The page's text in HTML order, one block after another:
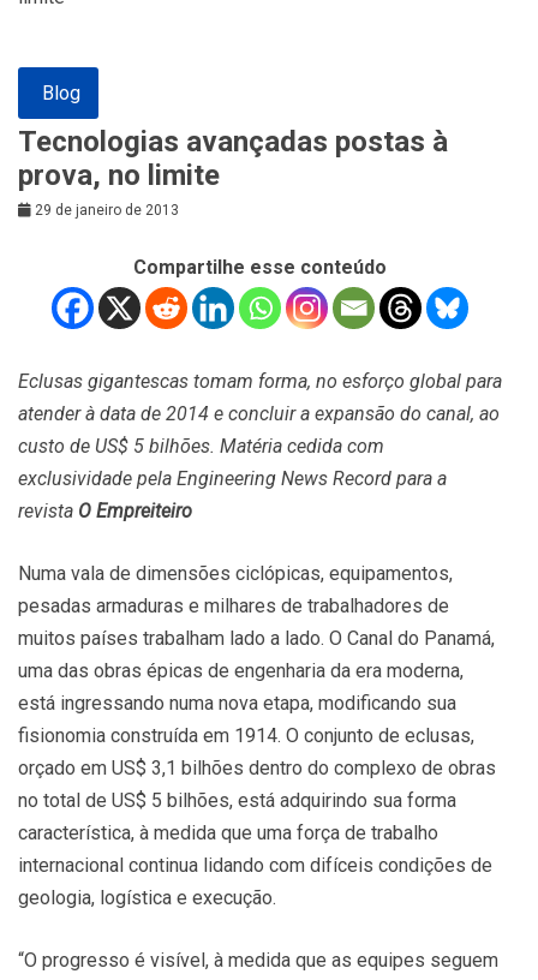
Blog
Tecnologias avançadas postas à
prova, no limite
29 de janeiro de 2013
Compartilhe esse conteúdo
Eclusas gigantescas tomam forma, no esforço global para
atender à data de 2014 e concluir a expansão do canal, ao
custo de US$ 5 bilhões. Matéria cedida com
exclusividade pela Engineering News Record para a
revista O Empreiteiro
Numa vala de dimensões ciclópicas, equipamentos,
pesadas armaduras e milhares de trabalhadores de
muitos países trabalham lado a lado. O Canal do Panamá,
uma das obras épicas de engenharia da era moderna,
está ingressando numa nova etapa, modificando sua
fisionomia construída em 1914. O conjunto de eclusas,
orçado em US$ 3,1 bilhões dentro do complexo de obras
no total de US$ 5 bilhões, está adquirindo sua forma
característica, à medida que uma força de trabalho
internacional continua lidando com difíceis condições de
geologia, logística e execução.
“O progresso é visível, à medida que as equipes seguem